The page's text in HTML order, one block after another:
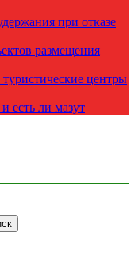
при отказе
размещения
центры
есть ли мазут